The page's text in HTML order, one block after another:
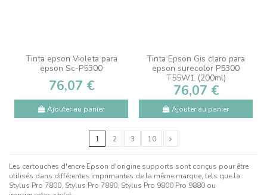
Tinta epson Violeta para
epson Sc-P5300
76,07 €
Ajouter au panier
Tinta Epson Gis claro para
epson surecolor P5300
T55W1 (200ml)
76,07 €
Ajouter au panier
1 2 3 10
Les cartouches d'encre Epson d'origine supports sont conçus pour être
utilisés dans différentes imprimantes de la même marque, tels que la
Stylus Pro 7800, Stylus Pro 7880, Stylus Pro 9800 Pro 9880 ou